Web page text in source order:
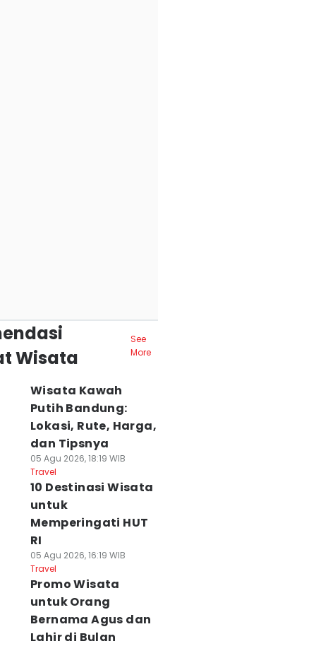
Wisata
See
More
Wisata Kawah
Putih Bandung:
Lokasi, Rute, Harga,
dan Tipsnya
05 Agu 2026, 18:19 WIB
Travel
10 Destinasi Wisata
untuk
Memperingati HUT
RI
05 Agu 2026, 16:19 WIB
Travel
Promo Wisata
untuk Orang
Bernama Agus dan
Lahir di Bulan